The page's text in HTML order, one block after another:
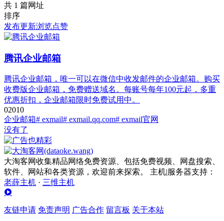
共 1 篇网址
排序
发布更新浏览点赞
腾讯企业邮箱
腾讯企业邮箱，唯一可以在微信中收发邮件的企业邮箱。购买
收费版企业邮箱，免费赠送域名。每账号每年100元起，多重
优惠折扣，企业邮箱限时免费试用中。
02010
企业邮箱# exmail# exmail.qq.com# exmail官网
没有了
大淘客网收集精品网络免费资源、包括免费视频、网盘搜索、
软件、网站和各类资源，欢迎前来探索。 主机|服务器支持：
老薛主机 · 三维主机
友链申请 免责声明 广告合作 留言板 关于本站